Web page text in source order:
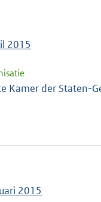
2015
Kamer der Staten-
2015